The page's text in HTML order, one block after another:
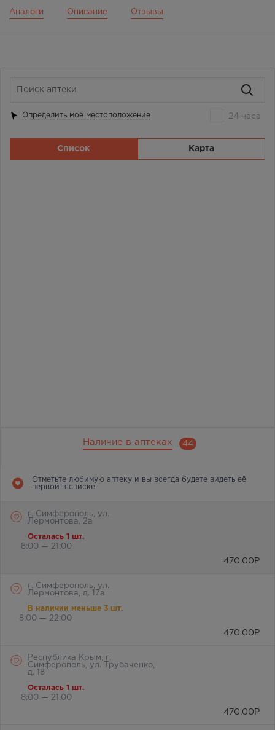
Аналоги Описание Отзывы
Наличие в аптеках 44
Отметьте любимую аптеку и вы всегда будете видеть её
первой в списке
г. Симферополь, ул.
Лермонтова, 2а
Осталась 1 шт.
8:00 — 21:00
470.00 Р
г. Симферополь, ул.
Лермонтова, д. 17а
В наличии меньше 3 шт.
8:00 — 22:00
470.00 Р
Республика Крым, г.
Симферополь, ул. Трубаченко,
д. 18
Осталась 1 шт.
8:00 — 21:00
470.00 Р
Определить моё местоположение 24 часа
Список Карта